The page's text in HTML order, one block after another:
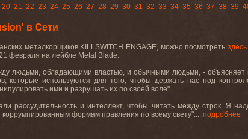
20 21 22 23 24 25 26 27 28 29 30 31 32 33 34 35 36 37 38 39
в Сети
металкорщиков KILLSWITCH ENGAGE, можно посмотреть здесь
февраля на лейбле Metal Blade.
людьми, обладающими властью, и обычными людьми, - объясняет
которые используются для того, чтобы держать нас под
ими и разрушать их по своей воле".
рассудительность и интеллект, чтобы читать между строк. Я
формам правления по всему свету".... подробнее